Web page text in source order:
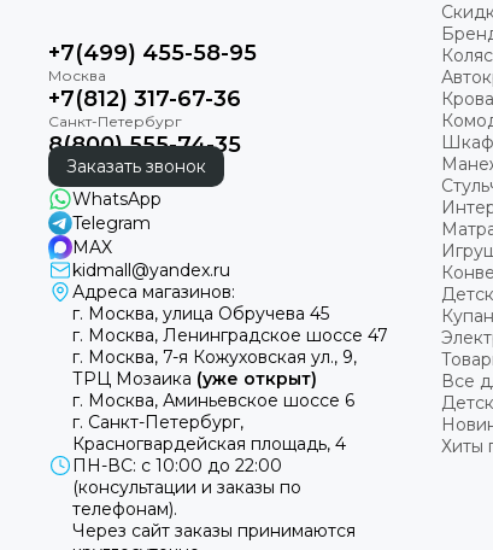
+7(499) 455-58-95
+7(812) 317-67-36
8(800) 555-74-35
Заказать звонок
WhatsApp
Telegram
MAX
kidmall@yandex.ru
Адреса магазинов:
г. Москва, улица Обручева 45
г. Москва, Ленинградское шоссе 47
г. Москва, 7-я Кожуховская ул., 9,
ТРЦ Мозаика (уже открыт)
г. Москва, Аминьевское шоссе 6
г. Санкт-Петербург,
Красногвардейская площадь, 4
ПН-ВС: с 10:00 до 22:00
(консультации и заказы по
телефонам).
Через сайт заказы принимаются
Все
Хиты